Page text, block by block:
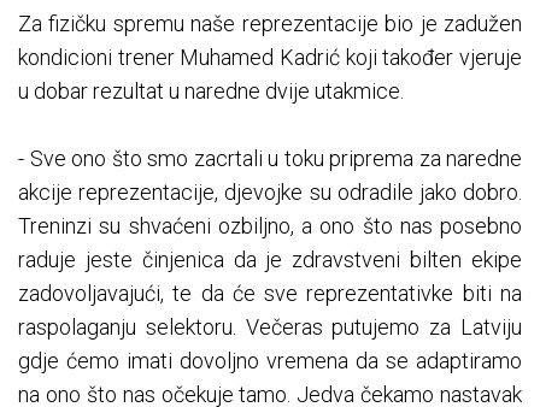
Za fizičku spremu naše reprezentacije bio je zadužen
kondicioni trener Muhamed Kadrić koji također vjeruje
u dobar rezultat u naredne dvije utakmice.
- Sve ono što smo zacrtali u toku priprema za naredne
akcije reprezentacije, djevojke su odradile jako dobro.
Treninzi su shvaćeni ozbiljno, a ono što nas posebno
raduje jeste činjenica da je zdravstveni bilten ekipe
zadovoljavajući, te da će sve reprezentativke biti na
raspolaganju selektoru. Večeras putujemo za Latviju
gdje ćemo imati dovoljno vremena da se adaptiramo
na ono što nas očekuje tamo. Jedva čekamo nastavak